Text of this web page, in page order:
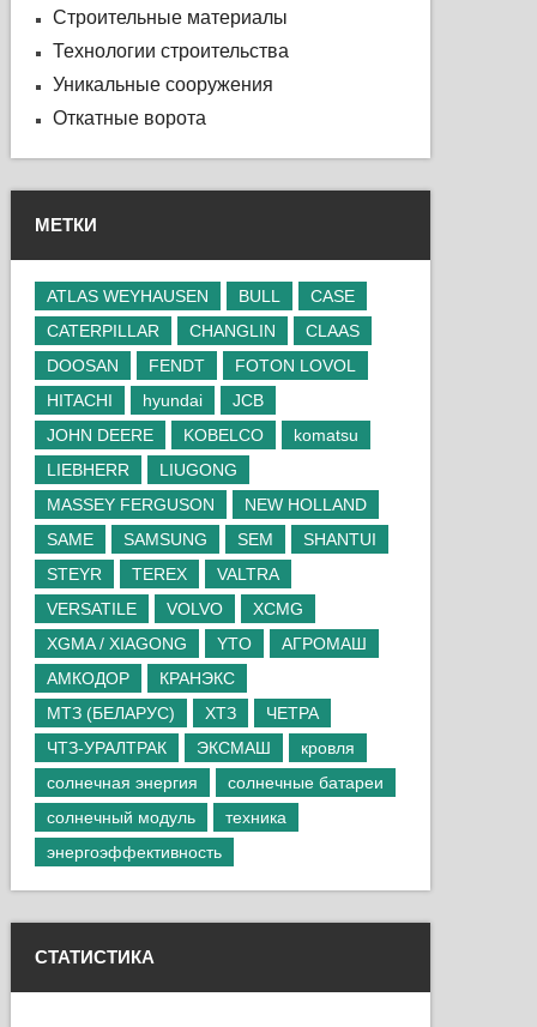
Строительные материалы
Технологии строительства
Уникальные сооружения
Откатные ворота
МЕТКИ
ATLAS WEYHAUSEN BULL
CASE
CATERPILLAR
CHANGLIN
CLAAS
DOOSAN
FENDT
FOTON LOVOL
HITACHI
hyundai
JCB
JOHN DEERE
KOBELCO
komatsu
LIEBHERR
LIUGONG
MASSEY FERGUSON
NEW HOLLAND
SAME
SAMSUNG SEM
SHANTUI
STEYR
TEREX
VALTRA
VERSATILE
VOLVO
XCMG
XGMA / XIAGONG
YTO
АГРОМАШ
АМКОДОР
КРАНЭКС
МТЗ (БЕЛАРУС)
ХТЗ
ЧЕТРА
ЧТЗ-УРАЛТРАК
ЭКСМАШ
кровля
солнечная энергия
солнечные батареи
солнечный модуль
техника
энергоэффективность
СТАТИСТИКА